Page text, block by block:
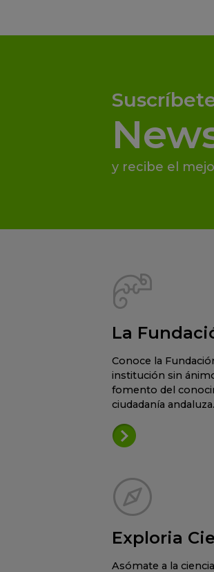
y recibe el
La
Conoce la
institución sin
fomento del
ciudadanía andaluza.
Exploria
Asómate a la